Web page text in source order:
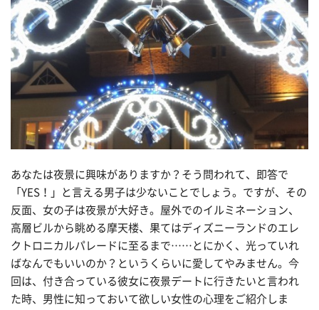
あなたは夜景に興味がありますか？そう問われて、即答で
「YES！」と言える男子は少ないことでしょう。ですが、その
反面、女の子は夜景が大好き。屋外でのイルミネーション、
高層ビルから眺める摩天楼、果てはディズニーランドのエレ
クトロニカルパレードに至るまで……とにかく、光っていれ
ばなんでもいいのか？というくらいに愛してやみません。今
回は、付き合っている彼女に夜景デートに行きたいと言われ
た時、男性に知っておいて欲しい女性の心理をご紹介しま